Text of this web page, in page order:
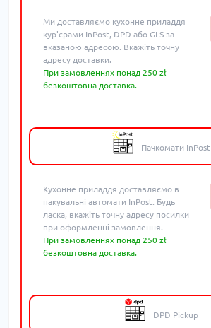
Ми доставляємо кухонне приладдя
кур'єрами InPost, DPD або GLS за
вказаною адресою. Вкажіть точну
адресу доставки.
При замовленнях понад 250 zł
безкоштовна доставка.
Пачкомати InPost
Кухонне приладдя доставляємо в
пакувальні автомати InPost. Будь
ласка, вкажіть точну адресу посилки
при оформленні замовлення.
При замовленнях понад 250 zł
безкоштовна доставка.
DPD Pickup